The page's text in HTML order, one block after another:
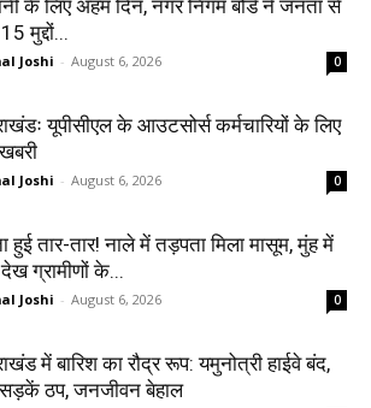
के लिए अहम दिन, नगर निगम बोर्ड ने जनता से
मुद्दों...
Joshi - August 6, 2026 0
यूपीसीएल के आउटसोर्स कर्मचारियों के लिए
Joshi - August 6, 2026 0
हुई तार-तार! नाले में तड़पता मिला मासूम, मुंह में
ग्रामीणों के...
Joshi - August 6, 2026 0
में बारिश का रौद्र रूप: यमुनोत्री हाईवे बंद,
ठप, जनजीवन बेहाल